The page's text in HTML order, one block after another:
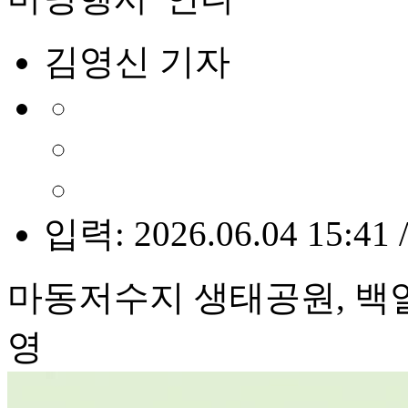
김영신 기자
입력: 2026.06.04 15:41
마동저수지 생태공원, 백
영